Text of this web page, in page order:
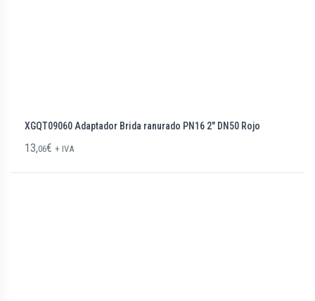
XGQT09060 Adaptador Brida ranurado PN16 2″ DN50 Rojo
13,06€ + IVA